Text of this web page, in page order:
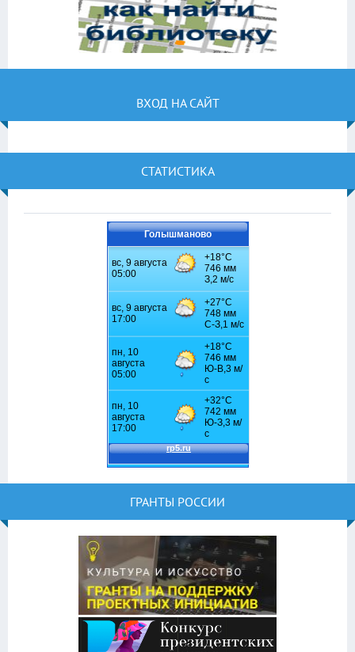
ВХОД НА САЙТ
СТАТИСТИКА
Голышманово
ГРАНТЫ РОССИИ